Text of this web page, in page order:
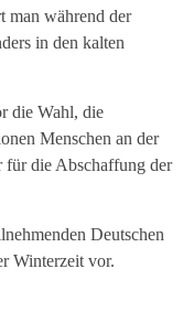
man während der
in den kalten
die Wahl, die
Menschen an der
für die Abschaffung der
Deutschen
Winterzeit vor.